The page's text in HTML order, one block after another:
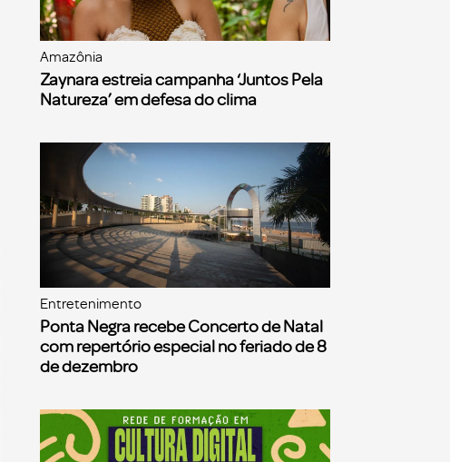
Amazônia
Zaynara estreia campanha ‘Juntos Pela
Natureza’ em defesa do clima
Entretenimento
Ponta Negra recebe Concerto de Natal
com repertório especial no feriado de 8
de dezembro